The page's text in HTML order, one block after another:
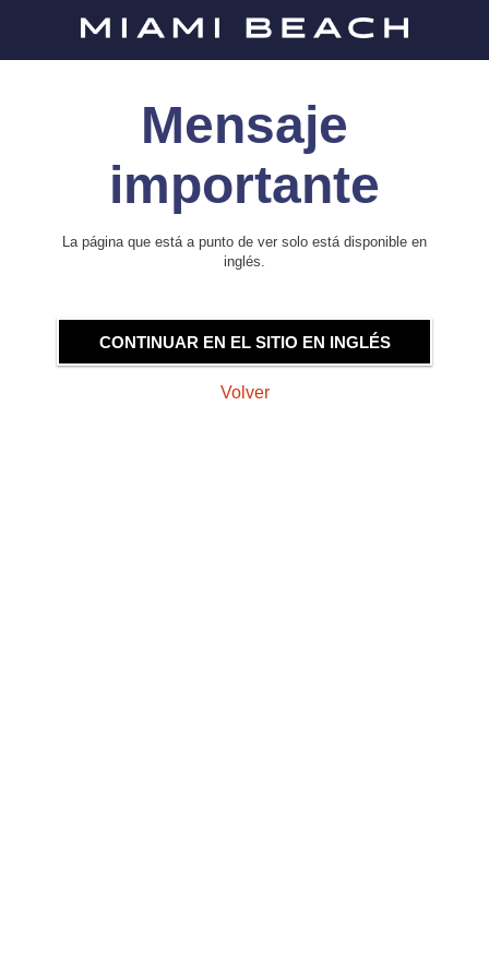
Mensaje
importante
La página que está a punto de ver solo está disponible en
inglés.
CONTINUAR EN EL SITIO EN INGLÉS
Volver